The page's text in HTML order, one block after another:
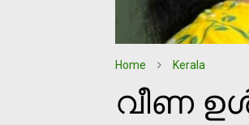
Home Kerala
വീണ